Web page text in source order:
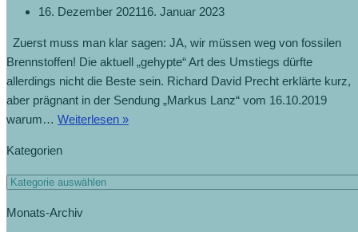
16. Dezember 202116. Januar 2023
Zuerst muss man klar sagen: JA, wir müssen weg von fossilen
Brennstoffen! Die aktuell „gehypte“ Art des Umstiegs dürfte
allerdings nicht die Beste sein. Richard David Precht erklärte kurz,
aber prägnant in der Sendung „Markus Lanz“ vom 16.10.2019
warum… Weiterlesen »
Kategorien
Monats-Archiv